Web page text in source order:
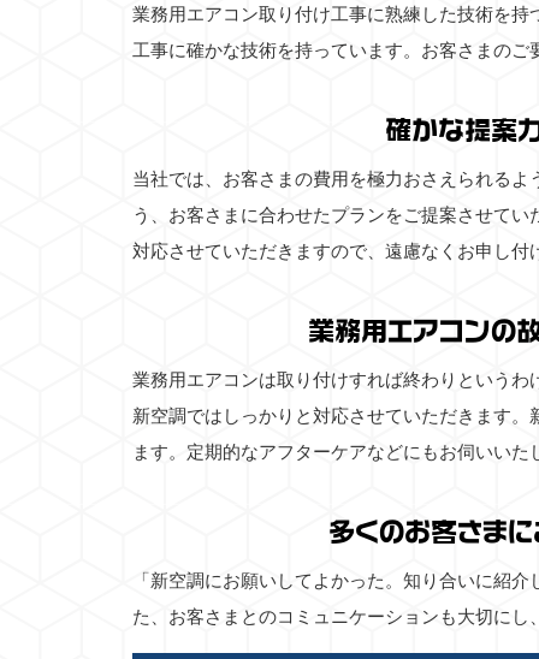
業務用エアコン取り付け工事に熟練した技術を
工事に確かな技術を持っています。お客さまの
確かな提案
当社では、お客さまの費用を極力おさえられる
う、お客さまに合わせたプランをご提案させて
対応させていただきますので、遠慮なくお申し付
業務用エアコンの
業務用エアコンは取り付けすれば終わりという
新空調ではしっかりと対応させていただきます
ます。定期的なアフターケアなどにもお伺いい
多くのお客さま
「新空調にお願いしてよかった。知り合いに紹
た、お客さまとのコミュニケーションも大切に